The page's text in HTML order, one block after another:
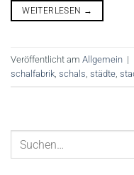
WEITERLESEN →
Veröffentlicht am Allgemein |
schalfabrik schals städte